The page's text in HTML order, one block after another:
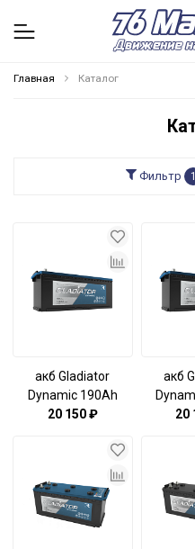
Главная Каталог
Фильтр 1
акб Gladiator
Dynamic 190Ah
6СТ-190L
20 150 ₽
акб
20